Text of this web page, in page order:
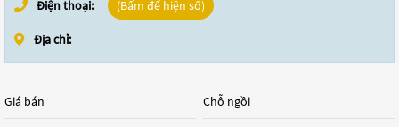
Điện thoại: (Bấm để hiện số)
Địa chỉ:
Giá bán Chỗ ngồi